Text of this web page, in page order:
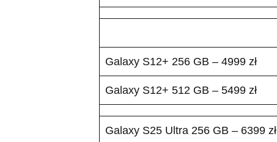
Galaxy S12+ 256 GB – 4999 zł
Galaxy S12+ 512 GB – 5499 zł
Galaxy S25 Ultra 256 GB – 6399 zł